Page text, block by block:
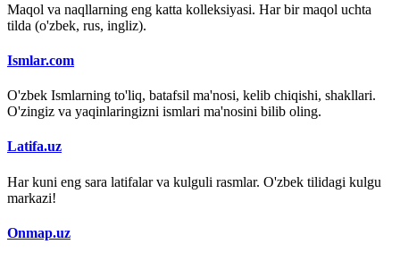
Maqol va naqllarning eng katta kolleksiyasi. Har bir maqol uchta
tilda (o'zbek, rus, ingliz).
Ismlar.com
O'zbek Ismlarning to'liq, batafsil ma'nosi, kelib chiqishi, shakllari.
O'zingiz va yaqinlaringizni ismlari ma'nosini bilib oling.
Latifa.uz
Har kuni eng sara latifalar va kulguli rasmlar. O'zbek tilidagi kulgu
markazi!
Onmap.uz